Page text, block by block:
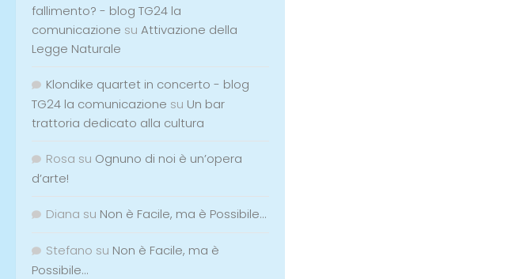
fallimento? - blog TG24 la
comunicazione su Attivazione della
Legge Naturale
Klondike quartet in concerto - blog
TG24 la comunicazione su Un bar
trattoria dedicato alla cultura
Rosa su Ognuno di noi è un’opera
d’arte!
Diana su Non è Facile, ma è Possibile…
Stefano su Non è Facile, ma è
Possibile…